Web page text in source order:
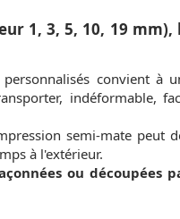
1, 3, 5, 10, 19
convient à
indéformable,
semi-mate peut
à l'extérieur.
ou découpées